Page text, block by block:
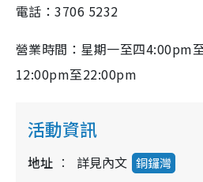
電話：3706 5232
營業時間：星期一至四4:00pm
12:00pm至22:00pm
活動資訊
地址 詳見內文 銅鑼灣